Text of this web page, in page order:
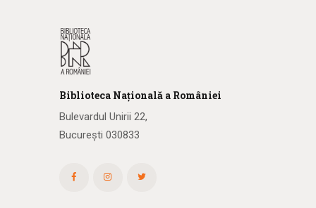
Biblioteca Națională a României
Bulevardul Unirii 22,
București 030833